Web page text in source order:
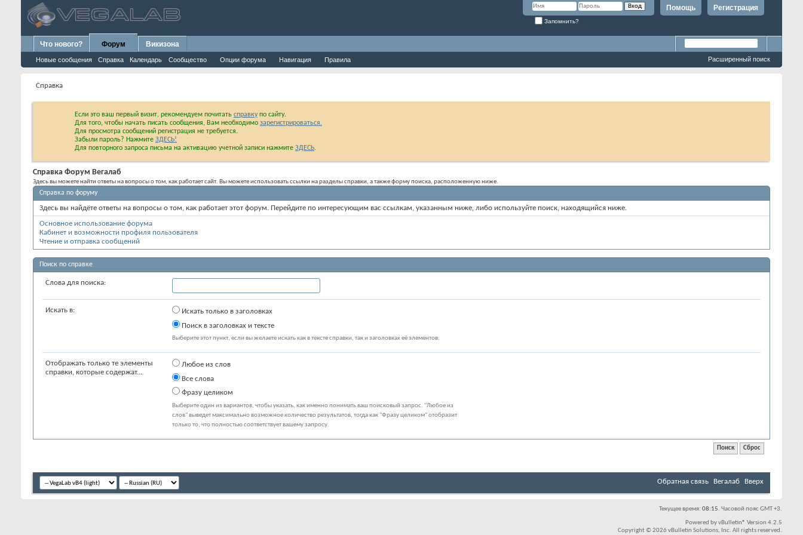
Регистрация
Помощь
Запомнить?
Что нового? Форум
Новые сообщения Справка Календарь Сообщество Опции форума Навигация Правила
Викизона
Расширенный поиск
Справка
Если это ваш первый визит, рекомендуем почитать справкупо сайту.
Для того, чтобы начать писать сообщения, Вам необходимо зарегистрироваться.
Для просмотра сообщений регистрация не требуется.
Забыли пароль? Нажмите ЗДЕСЬ!
Для повторного запроса письма на активацию учетной записи нажмите ЗДЕСЬ.
Справка Форум Вегалаб
Здесь вы можете найти ответы на вопросы о том, как работает сайт. Вы можете использовать ссылки на разделы справки, а также форму поиска, расположенную ниже.
Справка по форуму
Здесь вы найдёте ответы на вопросы о том, как работает этот форум. Перейдите по интересующим вас ссылкам, указанным ниже, либо используйте поиск, находящийся ниже.
Основное использование форума
Кабинет и возможности профиля пользователя
Чтение и отправка сообщений
Поиск по справке
Слова для поиска:
Искать в:
Искать только в заголовках
Поиск в заголовках и тексте
Выберите этот пункт, если вы желаете искать как в тексте справки, так и заголовках её элементов.
Отображать только те элементы
справки, которые содержат...
Любое из слов
Все слова
Фразу целиком
Выберите один из вариантов, чтобы указать, как именно понимать ваш поисковый запрос. "Любое из
слов" выведет максимально возможное количество результатов, тогда как "Фразу целиком" отобразит
только то, что полностью соответствует вашему запросу.
Обратная связь Вегалаб Вверх
Текущее время: 08:15. Часовой пояс GMT +3.
Powered byvBulletin® Version 4.2.5
Copyright © 2026 vBulletin Solutions, Inc. All rights reserved.